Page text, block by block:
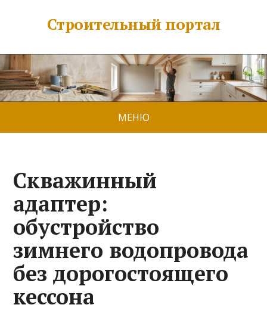
Строительный портал
МЕНЮ
Скважинный
адаптер:
обустройство
зимнего водопровода
без дорогостоящего
кессона